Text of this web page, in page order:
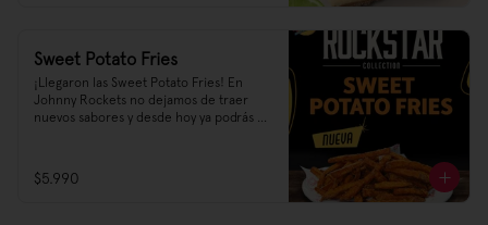
Sweet Potato Fries
¡Llegaron las Sweet Potato Fries! En
Johnny Rockets no dejamos de traer
nuevos sabores y desde hoy ya podrás
¡te recomendamos pedirlas con un
agregado de salsa Ranch! Así te vas a ir
$5.990